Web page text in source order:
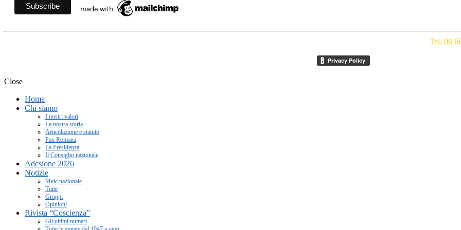
Tel. 06
Close
Home
Chi siamo
I nostri valori
La nostra storia
Articolazione e statuto
Pax Romana
La Presidenza
Il Consiglio nazionale
Adesione 2026
Notizie
Meic nazionale
Tutte
Gruppi
Opinioni
Rivista “Coscienza”
Gli ultimi numeri